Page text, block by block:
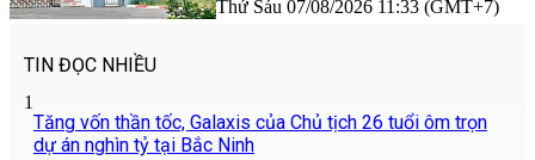
Thứ Sáu 07/08/2026 11:33 (GMT+7)
TIN ĐỌC NHIỀU
1
Tăng vốn thần tốc, Galaxis của Chủ tịch 26 tuổi ôm trọn
dự án nghìn tỷ tại Bắc Ninh